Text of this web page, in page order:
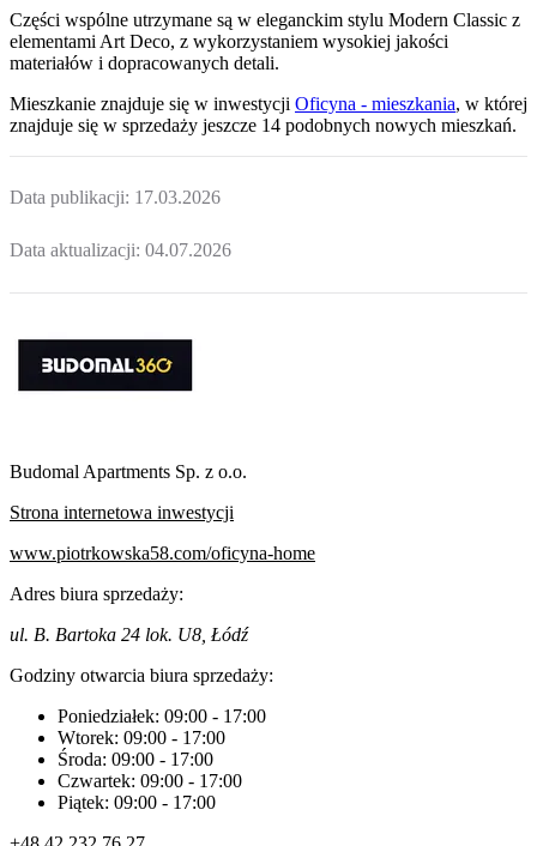
Części wspólne utrzymane są w eleganckim stylu Modern Classic z
elementami Art Deco, z wykorzystaniem wysokiej jakości
materiałów i dopracowanych detali.
Mieszkanie znajduje się w inwestycji Oficyna - mieszkania, w której
znajduje się w sprzedaży jeszcze 14 podobnych nowych mieszkań.
Data publikacji: 17.03.2026
Data aktualizacji: 04.07.2026
Budomal Apartments Sp. z o.o.
Strona internetowa inwestycji
www.piotrkowska58.com/oficyna-home
Adres biura sprzedaży:
ul. B. Bartoka 24 lok. U8, Łódź
Godziny otwarcia biura sprzedaży:
Poniedziałek: 09:00 - 17:00
Wtorek: 09:00 - 17:00
Środa: 09:00 - 17:00
Czwartek: 09:00 - 17:00
Piątek: 09:00 - 17:00